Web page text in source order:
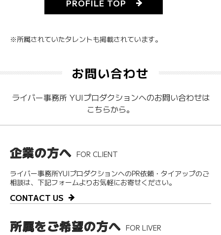
PROFILE TOP
※所属されていたタレントも掲載されています。
お問い合わせ
ライバー事務所 YUIプロダクションへのお問い合わせは
こちらから。
企業の方へ FOR CLIENT
ライバー事務所YUIプロダクションへのPR依頼・タイアップのご
相談は、下記フォームよりお気軽にお寄せください。
CONTACT US
所属をご希望の方へ FOR LIVER